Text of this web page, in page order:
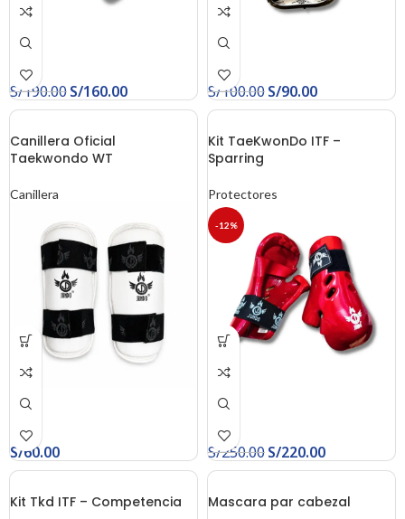
S/190.00S/160.00 S/100.00S/90.00
Canillera Oficial
Taekwondo WT
Canillera
S/60.00
-12%
Kit TaeKwonDo ITF –
Sparring
Protectores
S/250.00S/220.00
Kit Tkd ITF – Competencia Mascara par cabezal